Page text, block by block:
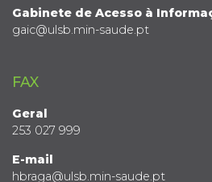
Gabinete de Acesso à
gaic@ulsb.min-saude.pt
FAX
Geral
253 027 999
E-mail
hbraga@ulsb.min-saude.pt